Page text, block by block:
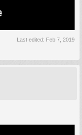
Last edited: Feb 7, 2019